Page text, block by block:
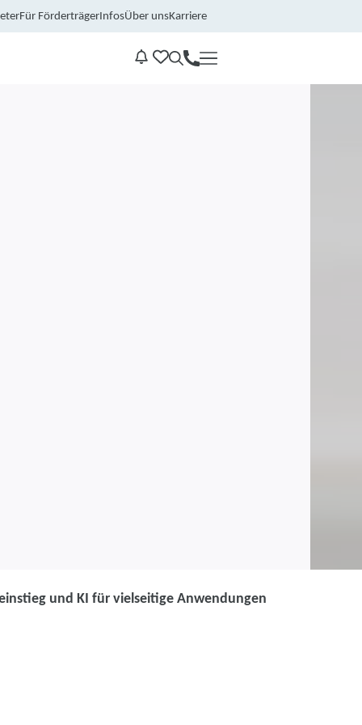
Für FörderträgerInfosÜber unsKarriere
Kontakt
Suite - Wiedereinstieg
und KI für vielseitige Anwendungen